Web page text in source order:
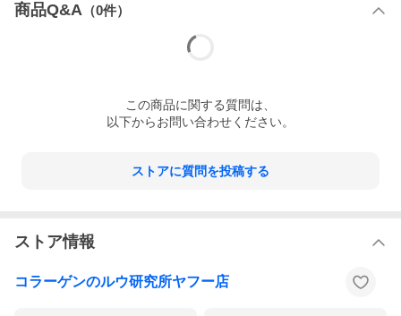
商品Q&A （0件）
この商品に関する質問は、
以下からお問い合わせください。
ストアに質問を投稿する
ストア情報
コラーゲンのルウ研究所ヤフー店